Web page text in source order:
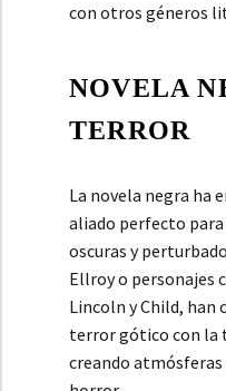
con otros géneros
NOVELA
TERROR
La novela negra ha
aliado perfecto
oscuras y
Ellroy o personajes
Lincoln y Child, han
terror gótico con la
creando atmósferas